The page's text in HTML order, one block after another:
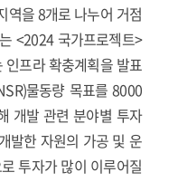
역을 8개로 나누어 거점
<2024 국가프로젝트>
인프라 확충계획을 발표
물동량 목표를 8000
개발 관련 분야별 투자
발한 자원의 가공 및 운
투자가 많이 이루어질